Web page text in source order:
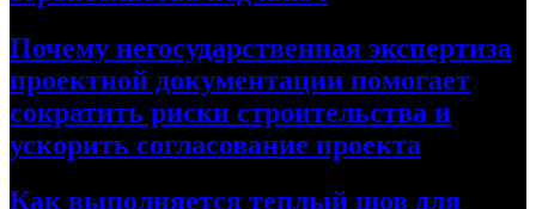
Почему негосударственная экспертиза
проектной документации помогает
сократить риски строительства и
ускорить согласование проекта
Как выполняется теплый шов для